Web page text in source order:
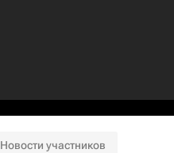
Новости участников